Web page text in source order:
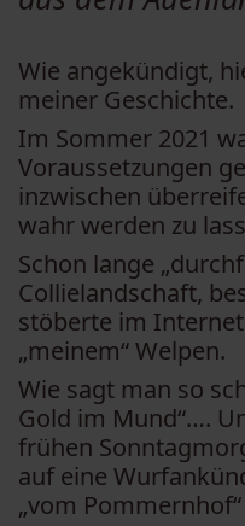
Wie angekündigt,
meiner Geschichte.
Im Sommer 2021
Voraussetzungen
inzwischen
wahr werden zu
Schon lange
Collielandschaft,
stöberte im
„meinem“ Welpen.
Wie sagt man so
Gold im Mund“….
frühen
auf eine
„vom